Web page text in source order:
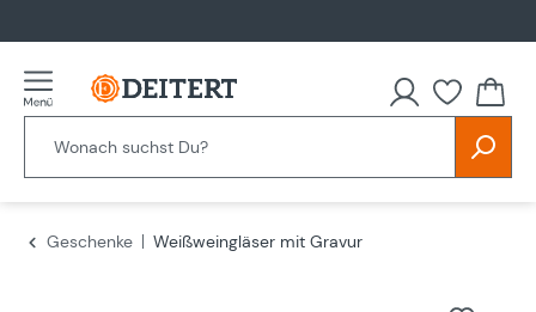
Geschenke
Weißweingläser mit Gravur